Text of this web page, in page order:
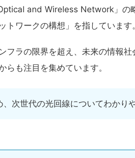
and Wireless Network」の
トワークの構想」を指しています。
フラの限界を超え、未来の情報
らも注目を集めています。
次世代の光回線についてわかり